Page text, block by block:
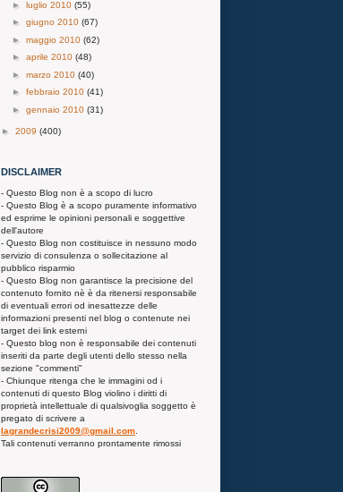
► luglio 2010 (55)
► giugno 2010 (67)
► maggio 2010 (62)
► aprile 2010 (48)
► marzo 2010 (40)
► febbraio 2010 (41)
► gennaio 2010 (31)
► 2009 (400)
DISCLAIMER
- Questo Blog non è a scopo di lucro
- Questo Blog è a scopo puramente informativo
ed esprime le opinioni personali e soggettive
dell'autore
- Questo Blog non costituisce in nessuno modo
servizio di consulenza o sollecitazione al
pubblico risparmio
- Questo Blog non garantisce la precisione del
contenuto fornito nè è da ritenersi responsabile
di eventuali errori od inesattezze delle
informazioni presenti nel blog o contenute nei
target dei link esterni
- Questo blog non è responsabile dei contenuti
inseriti da parte degli utenti dello stesso nella
sezione "commenti"
- Chiunque ritenga che le immagini od i
contenuti di questo Blog violino i diritti di
proprietà intellettuale di qualsivoglia soggetto è
pregato di scrivere a
lagrandecrisi2009@gmail.com
Tali contenuti verranno prontamente rimossi